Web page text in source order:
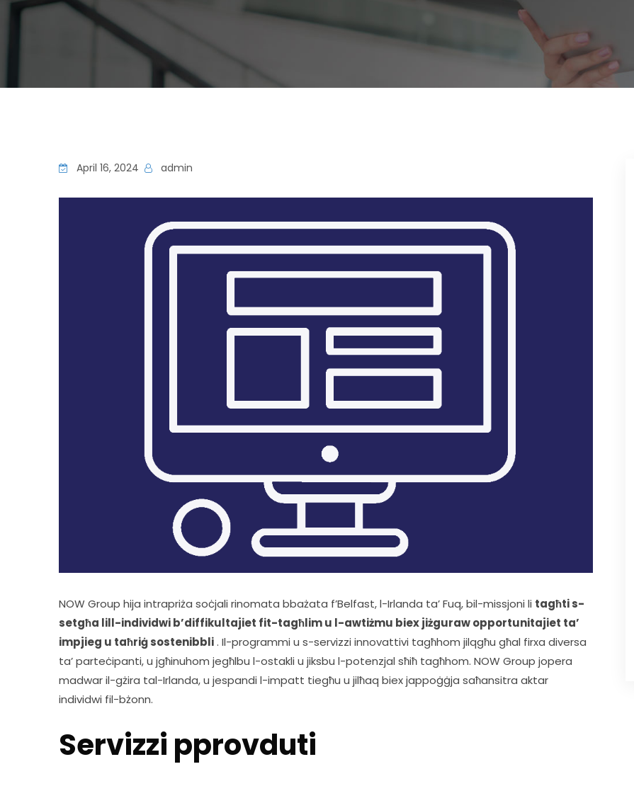
April 16, 2024 admin
NOW Group hija intrapriża soċjali rinomata bbażata f’Belfast, l-Irlanda ta’ Fuq, bil-missjoni li tagħti s-
setgħa lill-individwi b’diffikultajiet fit-tagħlim u l-awtiżmu biex jiżguraw opportunitajiet ta’
impjieg u taħriġ sostenibbli . Il-programmi u s-servizzi innovattivi tagħhom jilqgħu għal firxa diversa
ta’ parteċipanti, u jgħinuhom jegħlbu l-ostakli u jiksbu l-potenzjal sħiħ tagħhom. NOW Group jopera
madwar il-gżira tal-Irlanda, u jespandi l-impatt tiegħu u jilħaq biex jappoġġja saħansitra aktar
individwi fil-bżonn.
Servizzi pprovduti